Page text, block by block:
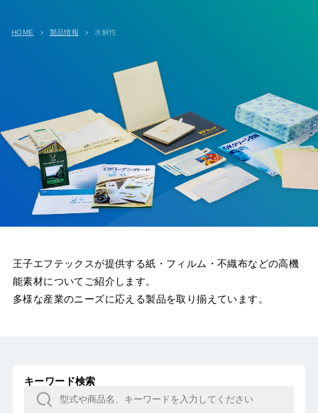
HOME 製品情報 水解性
王子エフテックスが提供する紙・フィルム・不織布などの高機
能素材についてご紹介します。
多様な産業のニーズに応える製品を取り揃えています。
キーワード検索